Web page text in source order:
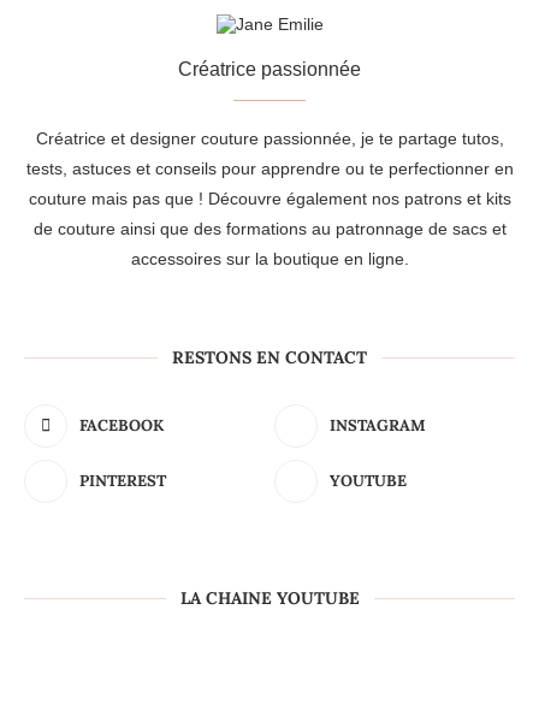
Créatrice passionnée
Créatrice et designer couture passionnée, je te partage tutos,
tests, astuces et conseils pour apprendre ou te perfectionner en
couture mais pas que ! Découvre également nos patrons et kits
de couture ainsi que des formations au patronnage de sacs et
accessoires sur la boutique en ligne.
RESTONS EN CONTACT
FACEBOOK INSTAGRAM
PINTEREST YOUTUBE
LA CHAINE YOUTUBE